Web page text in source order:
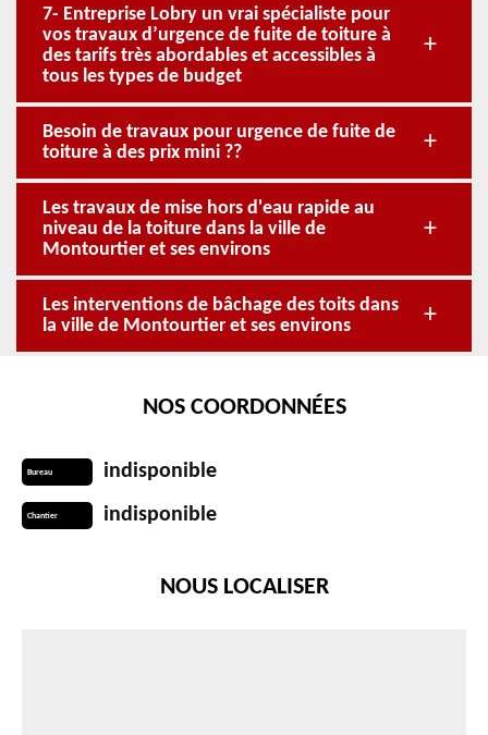
7- Entreprise Lobry un vrai spécialiste pour
vos travaux d’urgence de fuite de toiture à
des tarifs très abordables et accessibles à
tous les types de budget
Besoin de travaux pour urgence de fuite de
toiture à des prix mini ??
Les travaux de mise hors d'eau rapide au
niveau de la toiture dans la ville de
Montourtier et ses environs
Les interventions de bâchage des toits dans
la ville de Montourtier et ses environs
NOS COORDONNÉES
Bureau indisponible
Chantier indisponible
NOUS LOCALISER